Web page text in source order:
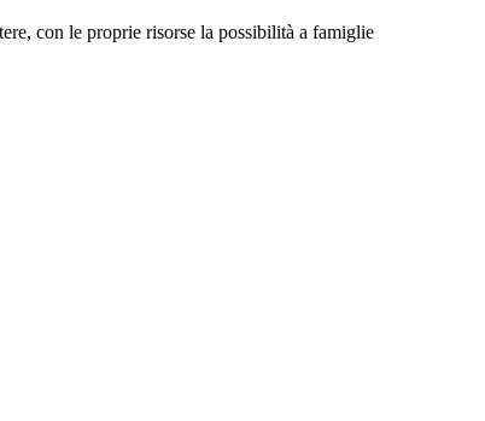
con le proprie risorse la possibilità a famiglie